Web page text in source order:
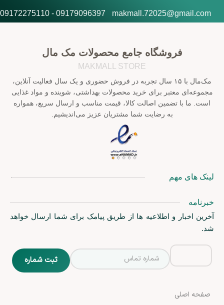
makmall.72025@gmail.com
09179096397 - 09172275110
فروشگاه جامع محصولات مک مال
MAKMALL STORE
مک‌مال با ۱۵ سال تجربه در فروش حضوری و یک سال فعالیت آنلاین،
مجموعه‌ای معتبر برای خرید محصولات بهداشتی، شوینده و مواد غذایی
است. ما با تضمین اصالت کالا، قیمت مناسب و ارسال سریع، همواره
به رضایت شما مشتریان عزیز می‌اندیشیم.
لینک های مهم
خبرنامه
آخرین اخبار و اطلاعیه ها از طریق پیامک برای شما ارسال خواهد
شد.
صفحه اصلی